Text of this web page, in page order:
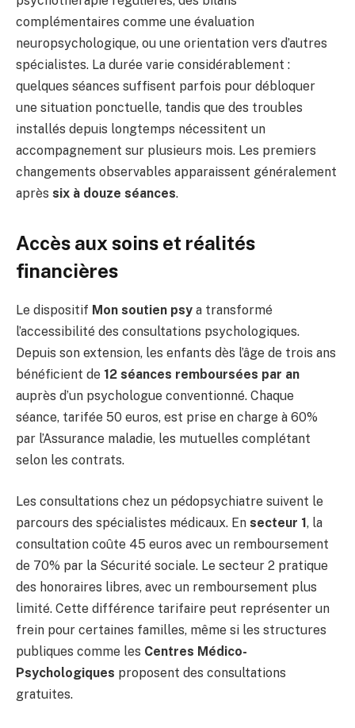
complémentaires comme une évaluation
neuropsychologique, ou une orientation vers d’autres
spécialistes. La durée varie considérablement :
quelques séances suffisent parfois pour débloquer
une situation ponctuelle, tandis que des troubles
installés depuis longtemps nécessitent un
accompagnement sur plusieurs mois. Les premiers
changements observables apparaissent généralement
après six à douze séances.
Accès aux soins et réalités
financières
Le dispositif Mon soutien psy a transformé
l’accessibilité des consultations psychologiques.
Depuis son extension, les enfants dès l’âge de trois ans
bénéficient de 12 séances remboursées par an
auprès d’un psychologue conventionné. Chaque
séance, tarifée 50 euros, est prise en charge à 60%
par l’Assurance maladie, les mutuelles complétant
selon les contrats.
Les consultations chez un pédopsychiatre suivent le
parcours des spécialistes médicaux. En secteur 1, la
consultation coûte 45 euros avec un remboursement
de 70% par la Sécurité sociale. Le secteur 2 pratique
des honoraires libres, avec un remboursement plus
limité. Cette différence tarifaire peut représenter un
frein pour certaines familles, même si les structures
publiques comme les Centres Médico-
Psychologiques proposent des consultations
gratuites.